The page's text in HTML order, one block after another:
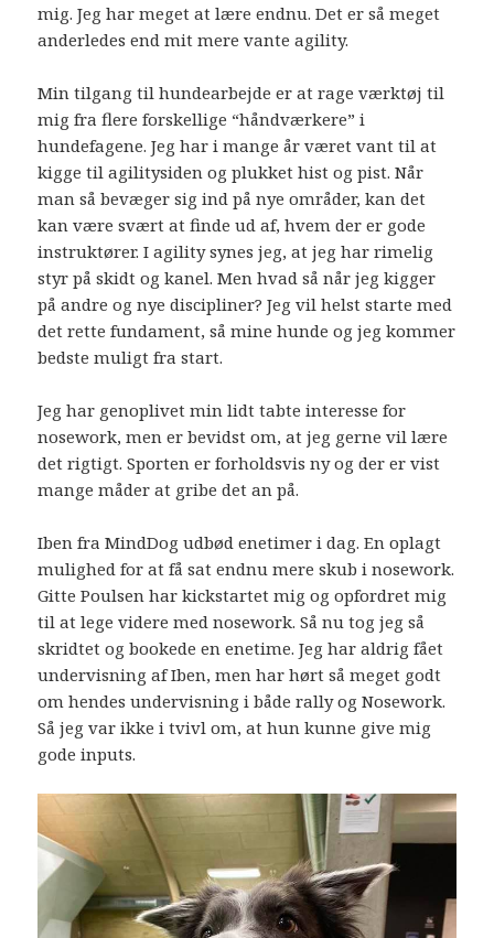
mig. Jeg har meget at lære endnu. Det er så meget
anderledes end mit mere vante agility.
Min tilgang til hundearbejde er at rage værktøj til
mig fra flere forskellige “håndværkere” i
hundefagene. Jeg har i mange år været vant til at
kigge til agilitysiden og plukket hist og pist. Når
man så bevæger sig ind på nye områder, kan det
kan være svært at finde ud af, hvem der er gode
instruktører. I agility synes jeg, at jeg har rimelig
styr på skidt og kanel. Men hvad så når jeg kigger
på andre og nye discipliner? Jeg vil helst starte med
det rette fundament, så mine hunde og jeg kommer
bedste muligt fra start.
Jeg har genoplivet min lidt tabte interesse for
nosework, men er bevidst om, at jeg gerne vil lære
det rigtigt. Sporten er forholdsvis ny og der er vist
mange måder at gribe det an på.
Iben fra MindDog udbød enetimer i dag. En oplagt
mulighed for at få sat endnu mere skub i nosework.
Gitte Poulsen har kickstartet mig og opfordret mig
til at lege videre med nosework. Så nu tog jeg så
skridtet og bookede en enetime. Jeg har aldrig fået
undervisning af Iben, men har hørt så meget godt
om hendes undervisning i både rally og Nosework.
Så jeg var ikke i tvivl om, at hun kunne give mig
gode inputs.